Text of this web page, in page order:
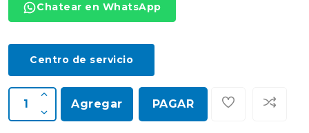
Chatear en WhatsApp
Centro de servicio
Agregar PAGAR